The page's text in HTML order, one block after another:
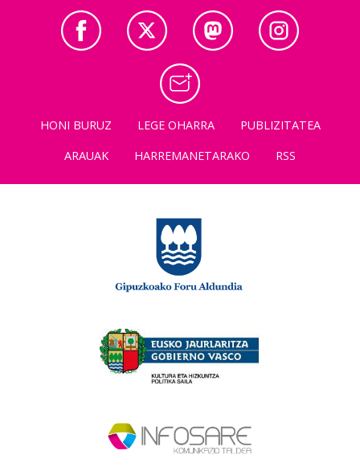
HONI BURUZ LEGE OHARRA
PUBLIZITATEA
ARAUAK
HARREMANETARAKO RSS